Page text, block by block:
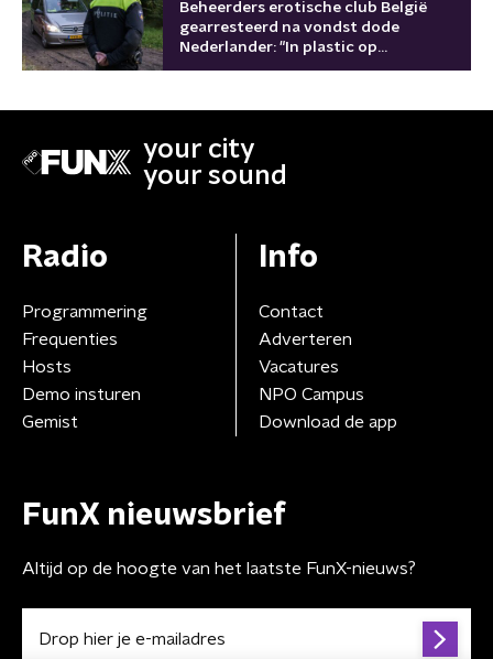
Beheerders erotische club België
gearresteerd na vondst dode
Nederlander: "In plastic op
your city
your sound
Radio
Programmering
Frequenties
Hosts
Demo insturen
Gemist
Info
Contact
Adverteren
Vacatures
NPO Campus
Download de app
FunX nieuwsbrief
Altijd op de hoogte van het laatste FunX-nieuws?